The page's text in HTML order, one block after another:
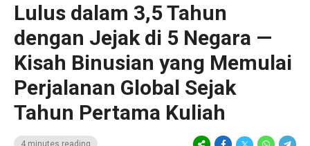
Lulus dalam 3,5 Tahun
dengan Jejak di 5 Negara —
Kisah Binusian yang Memulai
Perjalanan Global Sejak
Tahun Pertama Kuliah
4 minutes reading